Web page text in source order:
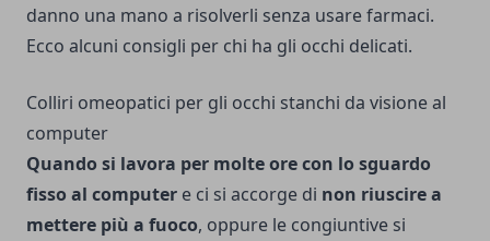
danno una mano a risolverli senza usare farmaci.
Ecco alcuni consigli per chi ha gli occhi delicati.
Colliri omeopatici per gli occhi stanchi da visione al
computer
Quando si lavora per molte ore con lo sguar­do
fisso al computer e ci si accorge di non riuscire a
mettere più a fuoco, oppure le congiuntive si